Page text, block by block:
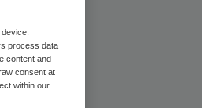
process data
content and
consent at
within our